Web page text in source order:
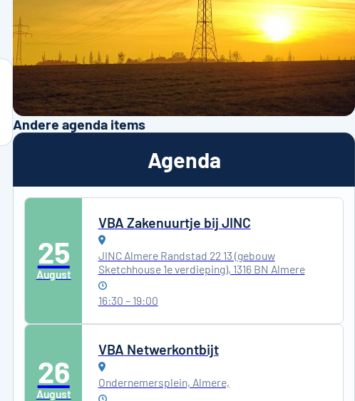
Andere agenda items
Agenda
25
August
VBA Zakenuurtje bij JINC
JINC Almere Randstad 22 13 (gebouw
Sketchhouse 1e verdieping), 1316 BN Almere
16:30 – 19:00
26
August
VBA Netwerkontbijt
Ondernemersplein, Almere,